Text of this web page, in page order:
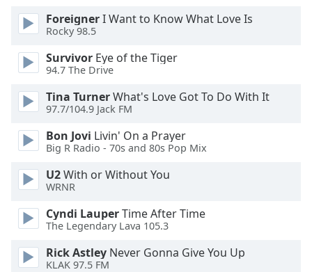
Edge
Style
Family
Reset
Done
Close
Modal
Dialog
ForeignerI Want to Know What Love Is
Rocky 98.5
Survivor Eye of the Tiger
94.7 The Drive
Tina TurnerWhat's Love Got To Do With It
97.7/104.9 Jack FM
Bon Jovi Livin' On a Prayer
Big R Radio - 70s and 80s Pop Mix
U2With or Without You
WRNR
Cyndi LauperTime After Time
The Legendary Lava 105.3
Rick Astley Never Gonna Give You Up
KLAK 97.5 FM